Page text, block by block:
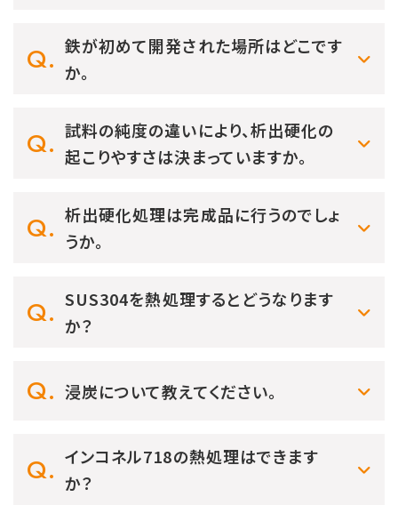
鉄が初めて開発された場所はどこです
か。
試料の純度の違いにより、析出硬化の
起こりやすさは決まっていますか。
析出硬化処理は完成品に行うのでしょ
うか。
SUS304を熱処理するとどうなります
か？
浸炭について教えてください。
インコネル718の熱処理はできます
か？